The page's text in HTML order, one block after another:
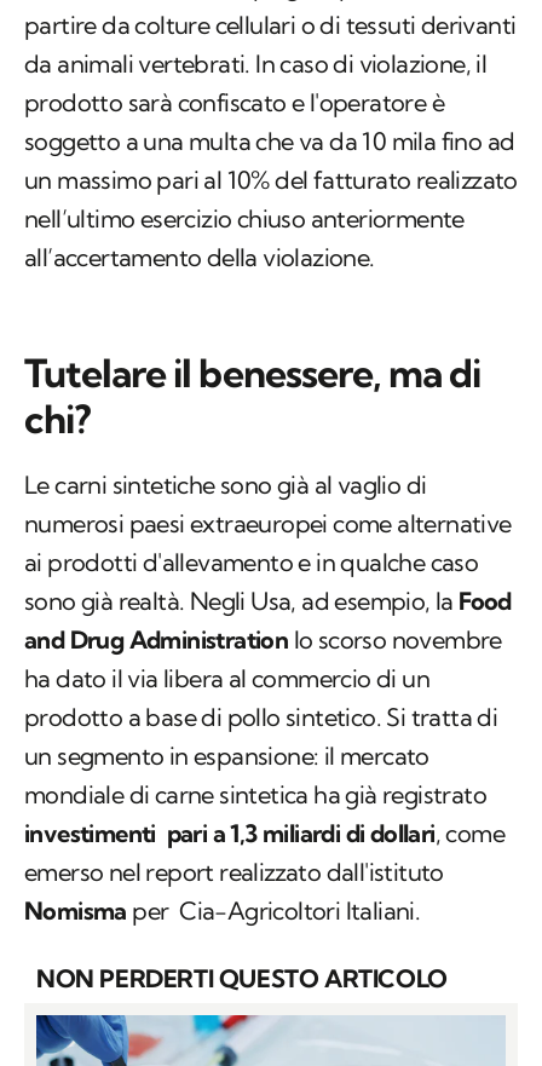
partire da colture cellulari o di tessuti derivanti
da animali vertebrati. In caso di violazione, il
prodotto sarà confiscato e l'operatore è
soggetto a una multa che va da 10 mila fino ad
un massimo pari al 10% del fatturato realizzato
nell’ultimo esercizio chiuso anteriormente
all’accertamento della violazione.
Tutelare il benessere, ma di
chi?
Le carni sintetiche sono già al vaglio di
numerosi paesi extraeuropei come alternative
ai prodotti d'allevamento e in qualche caso
sono già realtà. Negli Usa, ad esempio, la Food
and Drug Administration lo scorso novembre
ha dato il via libera al commercio di un
prodotto a base di pollo sintetico. Si tratta di
un segmento in espansione: il mercato
mondiale di carne sintetica ha già registrato
investimenti pari a 1,3 miliardi di dollari, come
emerso nel report realizzato dall'istituto
Nomisma per Cia-Agricoltori Italiani.
NON PERDERTI QUESTO ARTICOLO